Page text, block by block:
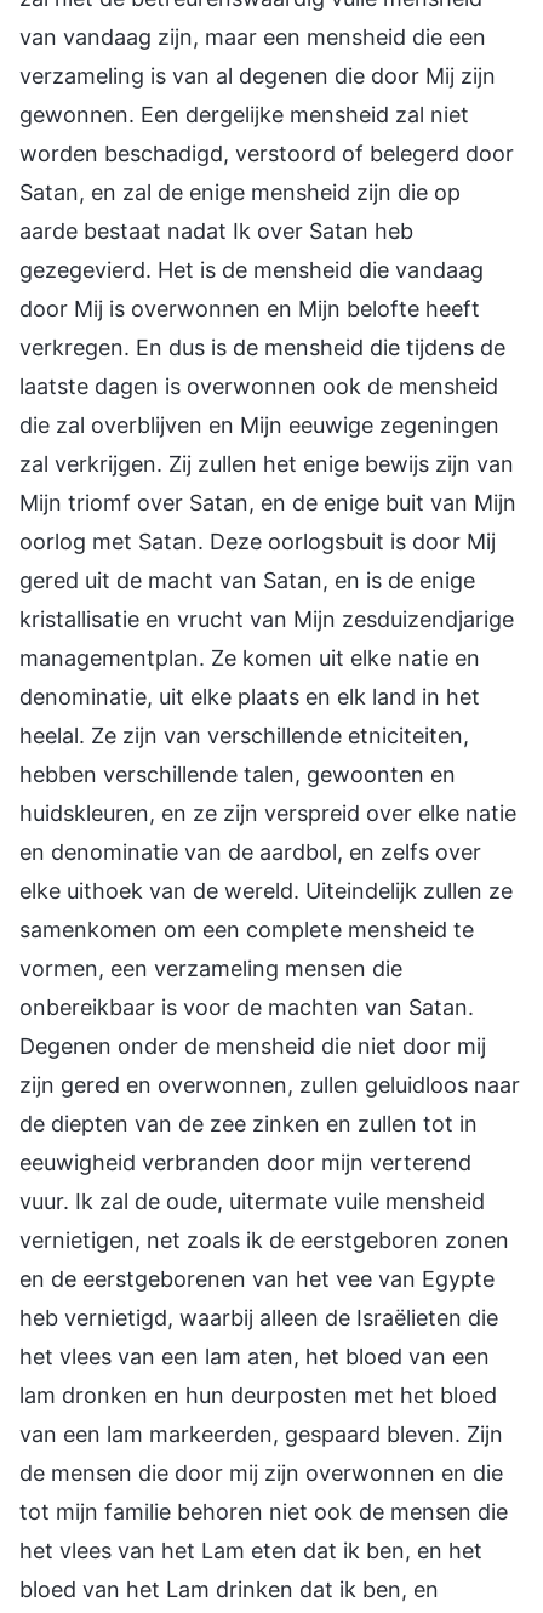
van vandaag zijn, maar een mensheid die een
verzameling is van al degenen die door Mij zijn
gewonnen. Een dergelijke mensheid zal niet
worden beschadigd, verstoord of belegerd door
Satan, en zal de enige mensheid zijn die op
aarde bestaat nadat Ik over Satan heb
gezegevierd. Het is de mensheid die vandaag
door Mij is overwonnen en Mijn belofte heeft
verkregen. En dus is de mensheid die tijdens de
laatste dagen is overwonnen ook de mensheid
die zal overblijven en Mijn eeuwige zegeningen
zal verkrijgen. Zij zullen het enige bewijs zijn van
Mijn triomf over Satan, en de enige buit van Mijn
oorlog met Satan. Deze oorlogsbuit is door Mij
gered uit de macht van Satan, en is de enige
kristallisatie en vrucht van Mijn zesduizendjarige
managementplan. Ze komen uit elke natie en
denominatie, uit elke plaats en elk land in het
heelal. Ze zijn van verschillende etniciteiten,
hebben verschillende talen, gewoonten en
huidskleuren, en ze zijn verspreid over elke natie
en denominatie van de aardbol, en zelfs over
elke uithoek van de wereld. Uiteindelijk zullen ze
samenkomen om een complete mensheid te
vormen, een verzameling mensen die
onbereikbaar is voor de machten van Satan.
Degenen onder de mensheid die niet door mij
zijn gered en overwonnen, zullen geluidloos naar
de diepten van de zee zinken en zullen tot in
eeuwigheid verbranden door mijn verterend
vuur. Ik zal de oude, uitermate vuile mensheid
vernietigen, net zoals ik de eerstgeboren zonen
en de eerstgeborenen van het vee van Egypte
heb vernietigd, waarbij alleen de Israëlieten die
het vlees van een lam aten, het bloed van een
lam dronken en hun deurposten met het bloed
van een lam markeerden, gespaard bleven. Zijn
de mensen die door mij zijn overwonnen en die
tot mijn familie behoren niet ook de mensen die
het vlees van het Lam eten dat ik ben, en het
bloed van het Lam drinken dat ik ben, en